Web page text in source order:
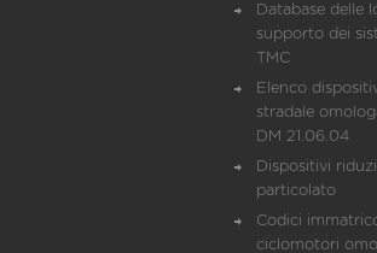
Database delle
supporto dei
TMC
Elenco
stradale
DM 21.06.04
Dispositivi
particolato
Codici
ciclomotori